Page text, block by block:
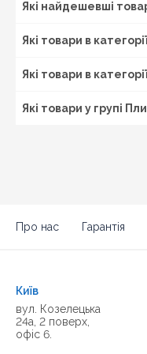
Які найдешевші
Які товари в
Які товари в
Які товари у групі
Про нас Гарантія
Київ
вул. Козелецька
24а, 2 поверх,
офіс 6.